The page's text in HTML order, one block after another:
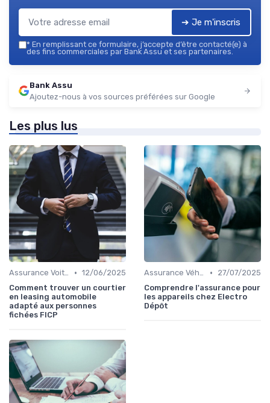
➔ Je m'inscris
* En remplissant ce formulaire, j’accepte d’être contacté(e) à
des fins commerciales par Bank Assu et ses partenaires.
Bank Assu
Ajoutez-nous à vos sources préférées sur Google
Les plus lus
Assurance Voiture • 12/06/2025
Comment trouver un courtier
en leasing automobile
adapté aux personnes
fichées FICP
Assurance Véhicules Électriques •
27/07/2025
Comprendre l'assurance pour
les appareils chez Electro
Dépôt